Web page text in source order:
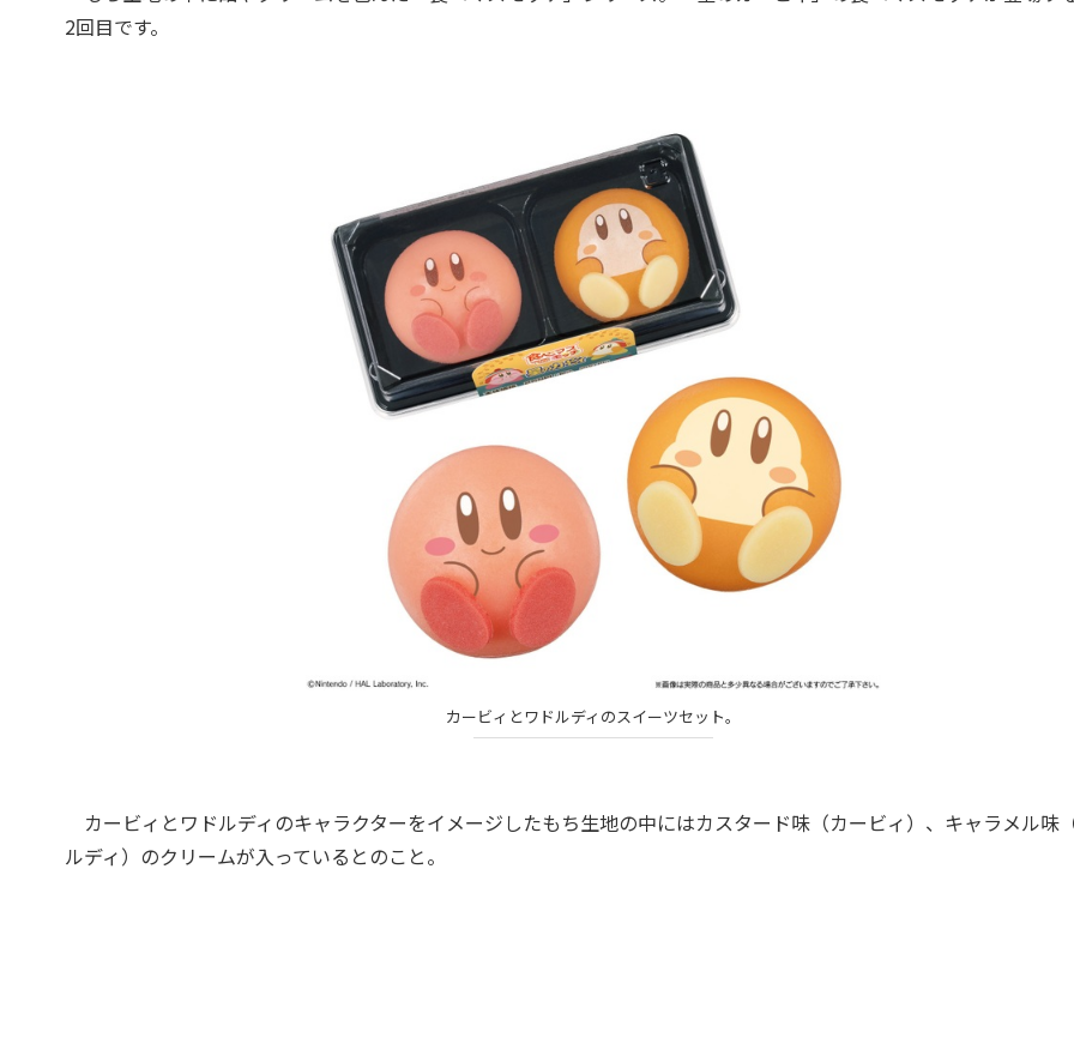
2回目です。
カービィとワドルディのスイーツセット。
カービィとワドルディのキャラクターをイメージしたもち生地の中にはカスタード味（カービィ）、キャラメル味
ルディ）のクリームが入っているとのこと。